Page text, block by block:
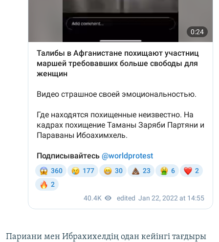
Париани мен Ибрахихелдің одан кейінгі тағдыры